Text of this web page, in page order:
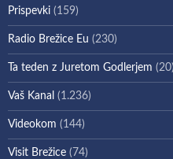
Prispevki (159)
Radio Brežice Eu (230)
Ta teden z Juretom Godlerjem (20)
Vaš Kanal (1.236)
Videokom (144)
Visit Brežice (74)